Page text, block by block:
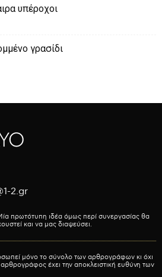
υπέροχοι
γρασίδι
2.gr
πρωτότυπη ιδέα όμως περί συνεργασίας θα
και να μας διαψεύσει.
μόνο το σύνολο των αρθρογράφων κι όχι
έχει την αποκλειστική ευθύνη των